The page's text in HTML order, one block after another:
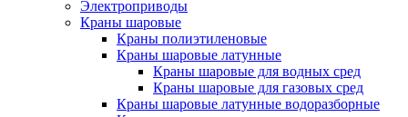
Электроприводы
Краны шаровые
Краны полиэтиленовые
Краны шаровые латунные
Краны шаровые для водных сред
Краны шаровые для газовых сред
Краны шаровые латунные водоразборные